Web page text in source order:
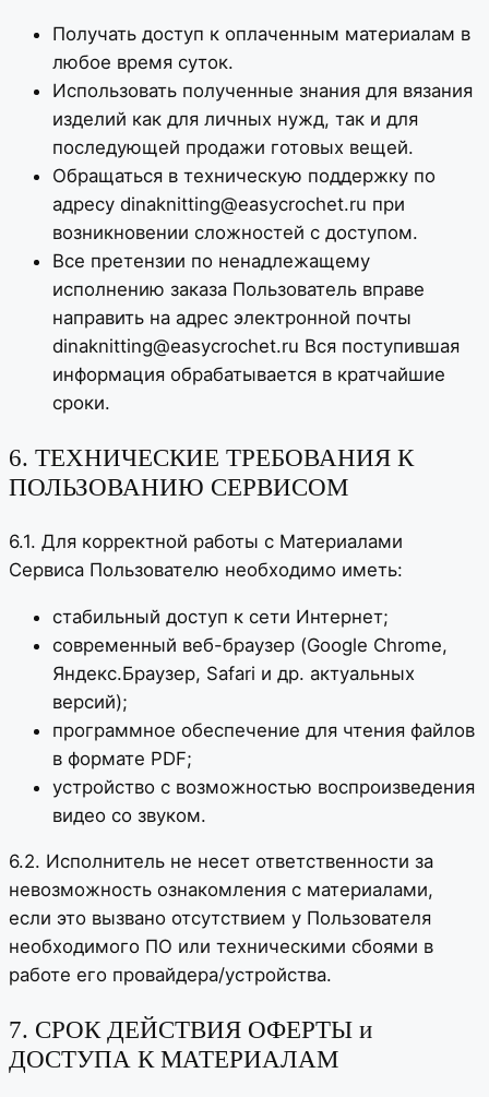
Получать доступ к оплаченным материалам в
любое время суток.
Использовать полученные знания для вязания
изделий как для личных нужд, так и для
последующей продажи готовых вещей.
Обращаться в техническую поддержку по
адресу dinaknitting@easycrochet.ru при
возникновении сложностей с доступом.
Все претензии по ненадлежащему
исполнению заказа Пользователь вправе
направить на адрес электронной почты
dinaknitting@easycrochet.ru Вся поступившая
информация обрабатывается в кратчайшие
сроки.
6. ТЕХНИЧЕСКИЕ ТРЕБОВАНИЯ К
ПОЛЬЗОВАНИЮ СЕРВИСОМ
6.1. Для корректной работы с Материалами
Сервиса Пользователю необходимо иметь:
стабильный доступ к сети Интернет;
современный веб-браузер (Google Chrome,
Яндекс.Браузер, Safari и др. актуальных
версий);
программное обеспечение для чтения файлов
в формате PDF;
устройство с возможностью воспроизведения
видео со звуком.
6.2. Исполнитель не несет ответственности за
невозможность ознакомления с материалами,
если это вызвано отсутствием у Пользователя
необходимого ПО или техническими сбоями в
работе его провайдера/устройства.
7. СРОК ДЕЙСТВИЯ ОФЕРТЫ и
ДОСТУПА К МАТЕРИАЛАМ